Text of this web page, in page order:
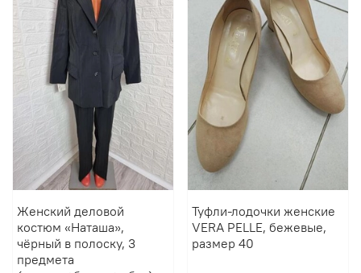
Женский деловой
костюм «Наташа»,
чёрный в полоску, 3
предмета
Туфли-лодочки женские
VERA PELLE, бежевые,
размер 40